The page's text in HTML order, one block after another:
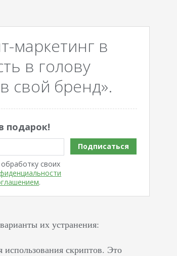
маркетинг в
в голову
свой бренд».
подарок!
своих
.
Подписаться
их устранения:
скриптов. Это